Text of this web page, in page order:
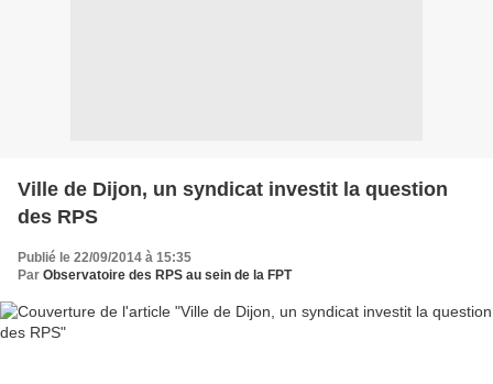
Ville de Dijon, un syndicat investit la question
des RPS
Publié le 22/09/2014 à 15:35
Par Observatoire des RPS au sein de la FPT